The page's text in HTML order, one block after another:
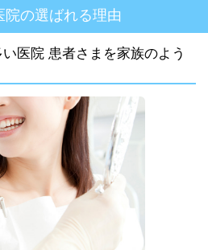
院の選ばれる理由
い医院 患者さまを家族のよう